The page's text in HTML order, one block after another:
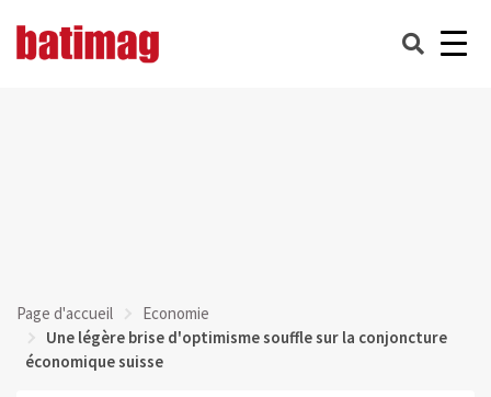
Page d'accueil
Economie
Une légère brise d'optimisme souffle sur la conjoncture
économique suisse